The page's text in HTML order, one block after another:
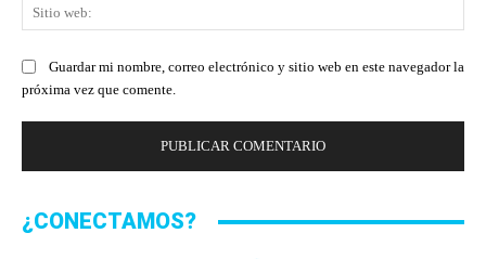
Guardar mi nombre, correo electrónico y sitio web en este navegador la
próxima vez que comente.
¿CONECTAMOS?